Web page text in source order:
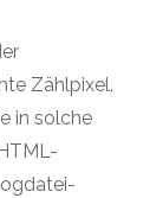
Zählpixel.
in solche